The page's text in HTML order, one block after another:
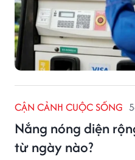
CẬN CẢNH CUỘC SỐNG
Nắng nóng diện
từ ngày nào?